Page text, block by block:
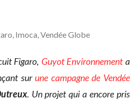
, Imoca,Vendée Globe
Figaro, Guyot Environnementa
surune campagne de Vendée
. Un projet qui a encore pris